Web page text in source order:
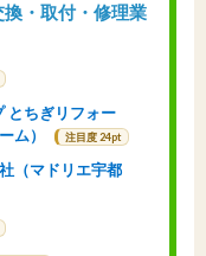
・取付・修理業
とちぎリフォー
ム）
注目度 24pt
（マドリエ宇都